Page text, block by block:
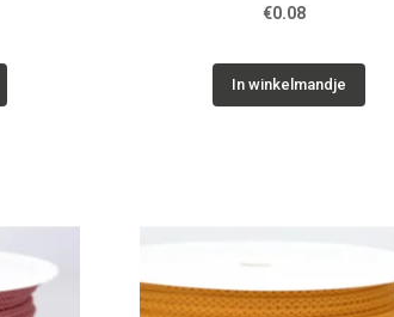
€0.08
In winkelmandje